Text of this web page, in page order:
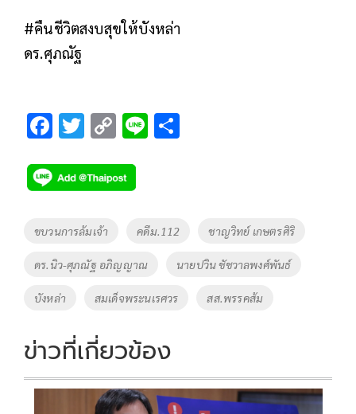
#คืนชีวิตสงบสุขให้บังหล่า
ดร.ศุภณัฐ
F
e
b
o
o
k
T
tt
er
C
p
y
Li
k
Li
Tags
ขบวนการล้มเจ้า คดีม.112 ชาญวิทย์ เกษตรศิริ
ดร.นิว-ศุภณัฐ อภิญญาณ นายปวิน ชัชวาลพงศ์พันธ์
บังหล่า สมเด็จพระนเรศวร สส.พรรคส้ม
ข่าวที่เกี่ยวข้อง